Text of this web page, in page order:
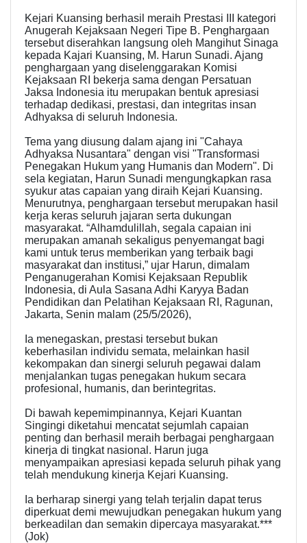
Kejari Kuansing berhasil meraih Prestasi III kategori
Anugerah Kejaksaan Negeri Tipe B. Penghargaan
tersebut diserahkan langsung oleh Mangihut Sinaga
kepada Kajari Kuansing, M. Harun Sunadi. Ajang
penghargaan yang diselenggarakan Komisi
Kejaksaan RI bekerja sama dengan Persatuan
Jaksa Indonesia itu merupakan bentuk apresiasi
terhadap dedikasi, prestasi, dan integritas insan
Adhyaksa di seluruh Indonesia.
Tema yang diusung dalam ajang ini "Cahaya
Adhyaksa Nusantara" dengan visi "Transformasi
Penegakan Hukum yang Humanis dan Modern". Di
sela kegiatan, Harun Sunadi mengungkapkan rasa
syukur atas capaian yang diraih Kejari Kuansing.
Menurutnya, penghargaan tersebut merupakan hasil
kerja keras seluruh jajaran serta dukungan
masyarakat. “Alhamdulillah, segala capaian ini
merupakan amanah sekaligus penyemangat bagi
kami untuk terus memberikan yang terbaik bagi
masyarakat dan institusi,” ujar Harun, dimalam
Penganugerahan Komisi Kejaksaan Republik
Indonesia, di Aula Sasana Adhi Karyya Badan
Pendidikan dan Pelatihan Kejaksaan RI, Ragunan,
Jakarta, Senin malam (25/5/2026),
Ia menegaskan, prestasi tersebut bukan
keberhasilan individu semata, melainkan hasil
kekompakan dan sinergi seluruh pegawai dalam
menjalankan tugas penegakan hukum secara
profesional, humanis, dan berintegritas.
Di bawah kepemimpinannya, Kejari Kuantan
Singingi diketahui mencatat sejumlah capaian
penting dan berhasil meraih berbagai penghargaan
kinerja di tingkat nasional. Harun juga
menyampaikan apresiasi kepada seluruh pihak yang
telah mendukung kinerja Kejari Kuansing.
Ia berharap sinergi yang telah terjalin dapat terus
diperkuat demi mewujudkan penegakan hukum yang
berkeadilan dan semakin dipercaya masyarakat.***
(Jok)